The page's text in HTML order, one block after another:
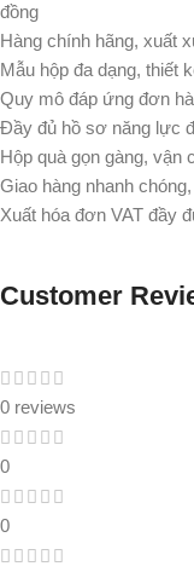
đồng
Hàng chính hãng, xuất
Mẫu hộp đa dạng, thiết
Quy mô đáp ứng đơn
Đầy đủ hồ sơ năng lực
Hộp quà gọn gàng, vận
Giao hàng nhanh
Xuất hóa đơn VAT đầy
Customer
0 reviews
0
0